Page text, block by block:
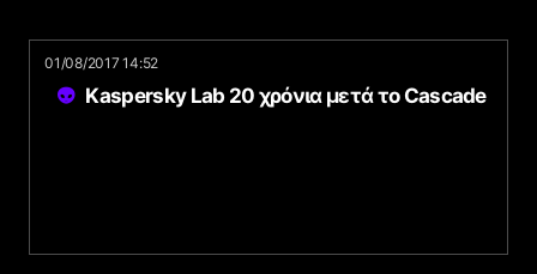
01/08/2017 14:52
Kaspersky Lab 20 χρόνια μετά το Cascade